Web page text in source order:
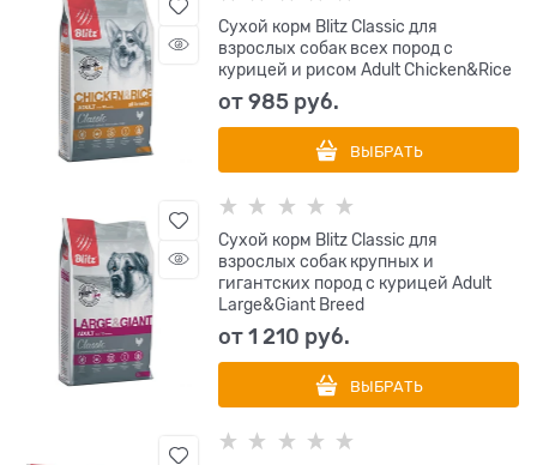
Сухой корм Blitz Classic для
взрослых собак всех пород с
курицей и рисом Adult Chicken&Rice
от985 руб.
ВЫБРАТЬ
Сухой корм Blitz Classic для
взрослых собак крупных и
гигантских пород с курицей Adult
Large&Giant Breed
от1 210 руб.
ВЫБРАТЬ